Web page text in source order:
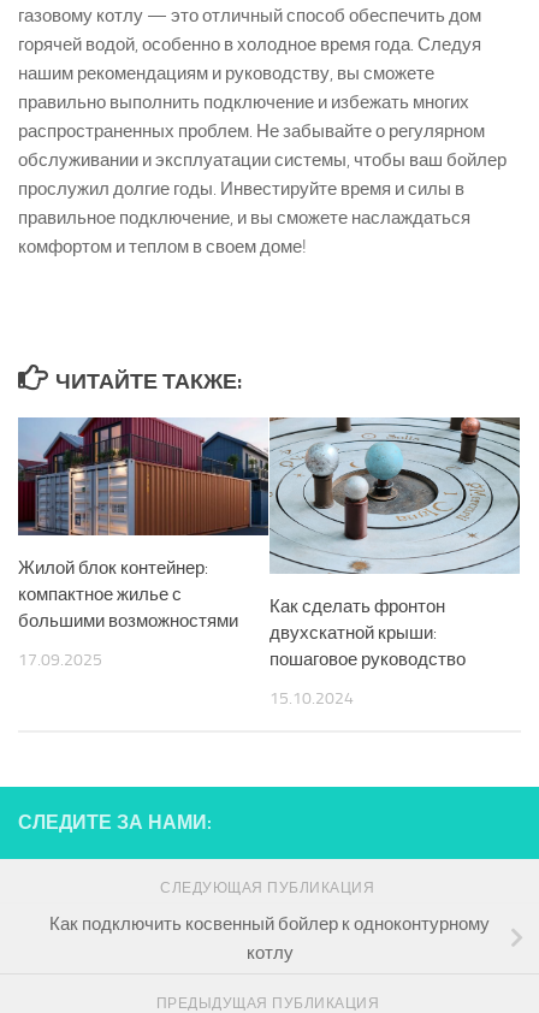
газовому котлу — это отличный способ обеспечить дом
горячей водой, особенно в холодное время года. Следуя
нашим рекомендациям и руководству, вы сможете
правильно выполнить подключение и избежать многих
распространенных проблем. Не забывайте о регулярном
обслуживании и эксплуатации системы, чтобы ваш бойлер
прослужил долгие годы. Инвестируйте время и силы в
правильное подключение, и вы сможете наслаждаться
комфортом и теплом в своем доме!
ЧИТАЙТЕ ТАКЖЕ:
Жилой блок контейнер:
компактное жилье с
большими возможностями
17.09.2025
Как сделать фронтон
двухскатной крыши:
пошаговое руководство
15.10.2024
СЛЕДИТЕ ЗА НАМИ:
СЛЕДУЮЩАЯ ПУБЛИКАЦИЯ
Как подключить косвенный бойлер к одноконтурному
котлу
ПРЕДЫДУЩАЯ ПУБЛИКАЦИЯ